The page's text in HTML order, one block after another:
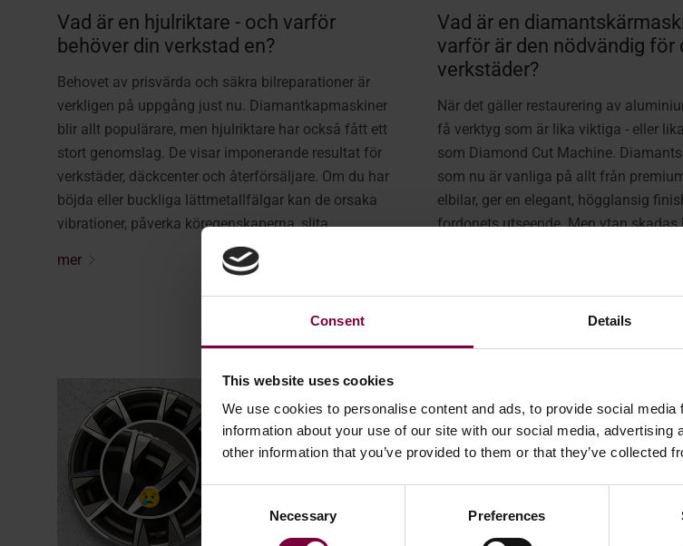
Consent Details
This website uses cookies
We use cookies to personalise content and ads, to provide social
information about your use of our site with our social media,
other information that you’ve provided to them or that they’ve collected
Consent
Selection
Necessary Preferences
Vad är en hjulriktare - och varför
behöver din verkstad en?
Behovet av prisvärda och säkra bilreparationer är
verkligen på uppgång just nu. Diamantkapmaskiner
blir allt populärare, men hjulriktare har också fått ett
stort genomslag. De visar imponerande resultat för
verkstäder, däckcenter och återförsäljare. Om du har
böjda eller buckliga lättmetallfälgar kan de orsaka
vibrationer, påverka köregenskaperna, slita ...
mer
Vad är en
varför är den nödvändig för
verkstäder?
När det gäller restaurering av
få verktyg som är lika viktiga - eller
som Diamond Cut Machine.
som nu är vanliga på allt från
elbilar, ger en elegant, högglansig
fordonets utseende. Men ytan skadas